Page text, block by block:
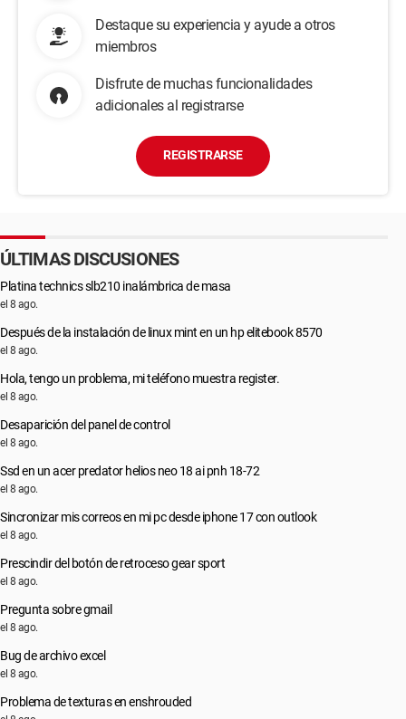
Destaque su experiencia y ayude a otros
miembros
Disfrute de muchas funcionalidades
adicionales al registrarse
REGISTRARSE
ÚLTIMAS DISCUSIONES
Platina technics slb210 inalámbrica de masa
el 8 ago.
Después de la instalación de linux mint en un hp elitebook 8570
el 8 ago.
Hola, tengo un problema, mi teléfono muestra register.
el 8 ago.
Desaparición del panel de control
el 8 ago.
Ssd en un acer predator helios neo 18 ai pnh 18-72
el 8 ago.
Sincronizar mis correos en mi pc desde iphone 17 con outlook
el 8 ago.
Prescindir del botón de retroceso gear sport
el 8 ago.
Pregunta sobre gmail
el 8 ago.
Bug de archivo excel
el 8 ago.
Problema de texturas en enshrouded